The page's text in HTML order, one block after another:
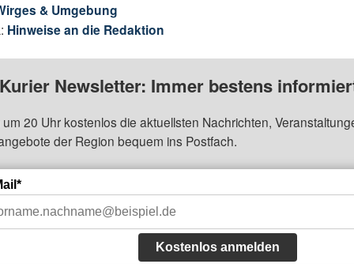
& Umgebung
Hinweise an die Redaktion
Newsletter: Immer bestens
um 20 Uhr kostenlos die aktuellsten Nachrichten,
der Region bequem ins Postfach.
Kostenlos anmelden